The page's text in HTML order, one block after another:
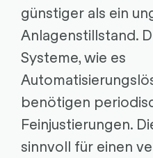
günstiger als ein
Anlagenstillstand.
Systeme, wie es
benötigen
Feinjustierungen.
sinnvoll für einen